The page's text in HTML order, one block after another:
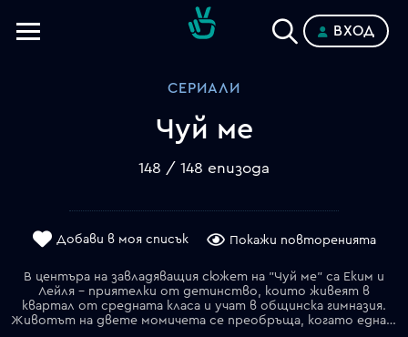
ВХОД
СЕРИАЛИ
Чуй ме
148 / 148 епизода
Добави в моя списък Покажи повторенията
В центъра на завладяващия сюжет на "Чуй ме" са Еким и
Лейля – приятелки от детинство, които живеят в
квартал от средната класа и учат в общинска гимназия.
Животът на двете момичета се преобръща, когато една сутрин, докато вървят към училище, Лейля е блъсната от автомобил, чийто шофьор бяга от местопрестъплението с клоунска маска на лицето. За да затворят устите на хората от квартала, които настояват за справедливост, от частния колеж, намиращ се в непосредствена близост до мястото на произшествието, обявяват стипендии за трима младежи от общинското училище. Убедена, че шофьорът, блъснал Лейля, е един от разглезените студенти в иначе престижното учебно заведение, Еким постъпва там заедно с двама свои приятели и съученици – Айше и Бекир. Не след дълго тримата разкриват, че зад вратите на колежа цари тормоз и насилие, а Еким е решена да потърси справедливост за приятелката си и да открие виновника, приковал я към инвалидната количка.